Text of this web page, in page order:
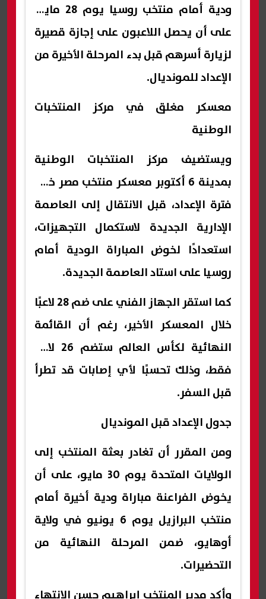
ودية أمام منتخب روسيا يوم 28 مايو،
على أن يحصل اللاعبون على إجازة قصيرة
لزيارة أسرهم قبل بدء المرحلة الأخيرة من
الإعداد للمونديال.
معسكر مغلق في مركز المنتخبات
الوطنية
ويستضيف مركز المنتخبات الوطنية
بمدينة 6 أكتوبر معسكر منتخب مصر خلال
فترة الإعداد، قبل الانتقال إلى العاصمة
الإدارية الجديدة لاستكمال التجهيزات،
استعدادًا لخوض المباراة الودية أمام
روسيا على استاد العاصمة الجديدة.
كما استقر الجهاز الفني على ضم 28 لاعبًا
خلال المعسكر الأخير، رغم أن القائمة
النهائية لكأس العالم ستضم 26 لاعبًا
فقط، وذلك تحسبًا لأي إصابات قد تطرأ
قبل السفر.
جدول الإعداد قبل المونديال
ومن المقرر أن تغادر بعثة المنتخب إلى
الولايات المتحدة يوم 30 مايو، على أن
يخوض الفراعنة مباراة ودية أخيرة أمام
منتخب البرازيل يوم 6 يونيو في ولاية
أوهايو، ضمن المرحلة النهائية من
التحضيرات.
وأكد مدير المنتخب إبراهيم حسن الانتهاء